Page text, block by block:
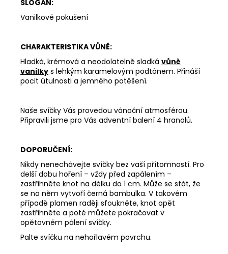
SLOGAN:
Vanilkové pokušení
CHARAKTERISTIKA VŮNĚ:
Hladká, krémová a neodolatelně sladká vůně
vanilky s lehkým karamelovým podtónem. Přináší
pocit útulnosti a jemného potěšení.
Naše svíčky Vás provedou vánoční atmosférou.
Připravili jsme pro Vás adventní balení 4 hranolů.
DOPORUČENÍ:
Nikdy nenechávejte svíčky bez vaší přítomností. Pro
delší dobu hoření – vždy před zapálením –
zastřihněte knot na délku do 1 cm. Může se stát, že
se na něm vytvoří černá bambulka. V takovém
případě plamen raději sfoukněte, knot opět
zastřihněte a poté můžete pokračovat v
opětovném pálení svíčky.
Palte svíčku na nehořlavém povrchu.